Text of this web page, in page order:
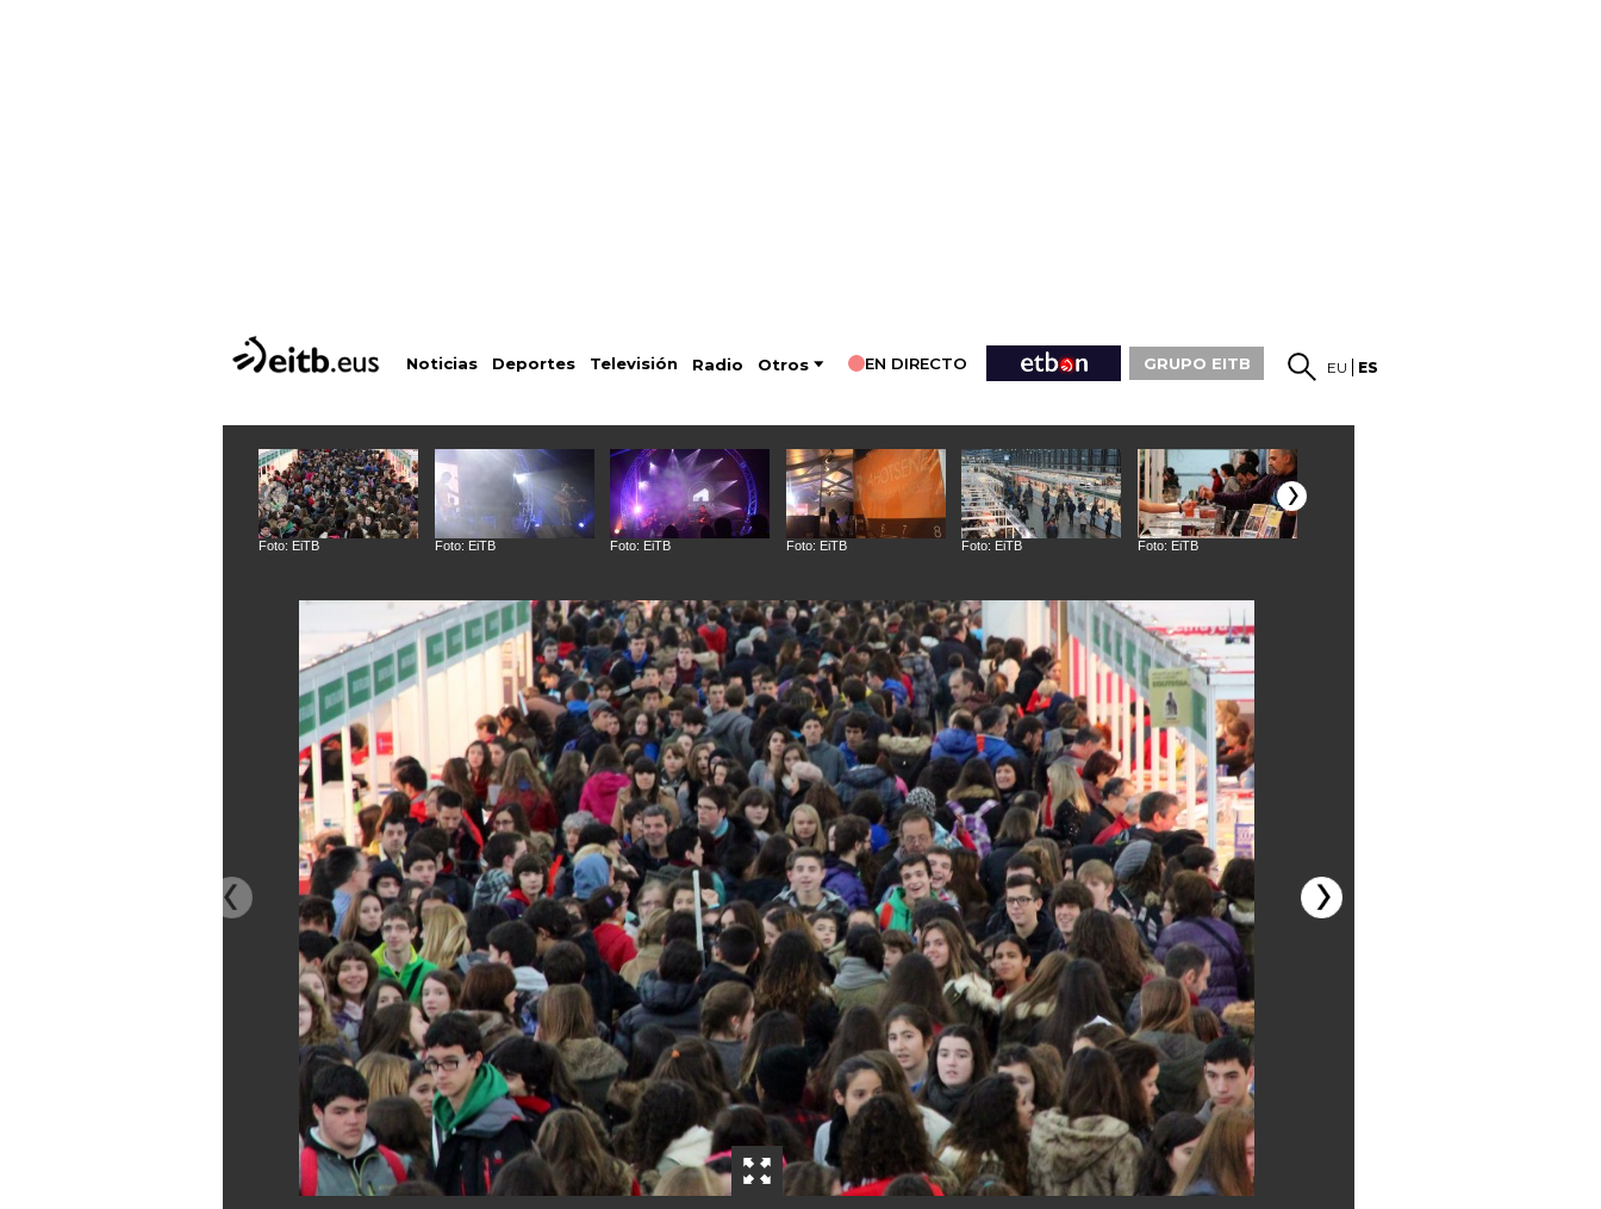
Noticias Deportes Televisión Radio Otros EN DIRECTO GRUPO EITB EU ES
Foto: EiTB Foto: EiTB Foto: EiTB Foto: EiTB Foto: EiTB Foto: EiTB